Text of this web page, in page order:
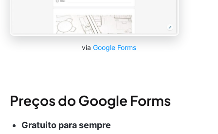
via Google Forms
Preços do Google Forms
Gratuito para sempre